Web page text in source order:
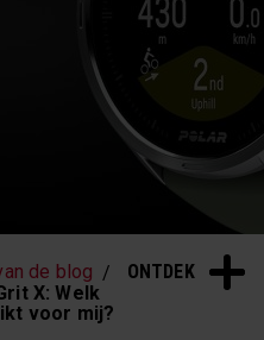
ONTDEK
Polar Nieuws
de blog
X: Welk
voor mij?